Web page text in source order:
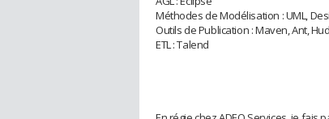
Méthodes de Modélisation : UML,
Outils de Publication : Maven, Ant,
ETL : Talend